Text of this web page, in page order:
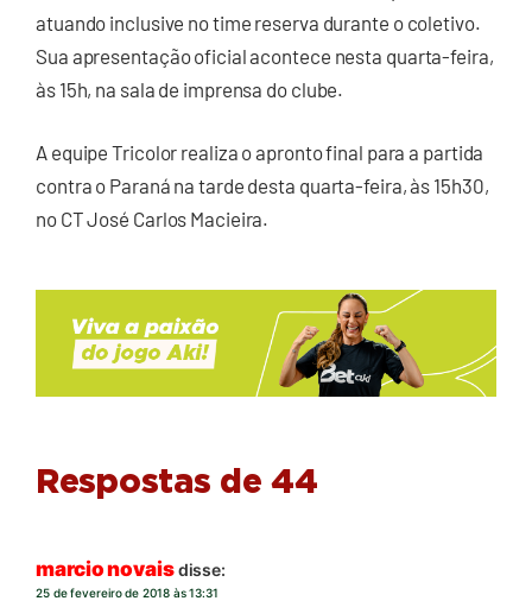
atuando inclusive no time reserva durante o coletivo.
Sua apresentação oficial acontece nesta quarta-feira,
às 15h, na sala de imprensa do clube.
A equipe Tricolor realiza o apronto final para a partida
contra o Paraná na tarde desta quarta-feira, às 15h30,
no CT José Carlos Macieira.
Respostas de 44
marcio novaisdisse:
25 de fevereiro de 2018 às 13:31